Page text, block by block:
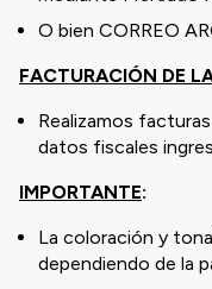
O bien CORREO
FACTURACIÓN DE
Realizamos
datos fiscales
IMPORTANTE:
La coloración y
dependiendo de la